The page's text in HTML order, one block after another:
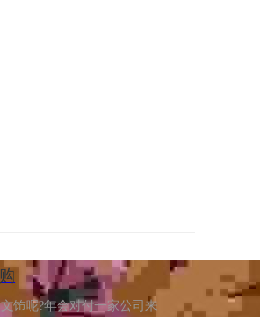
饰呢?年会对付一家公司来